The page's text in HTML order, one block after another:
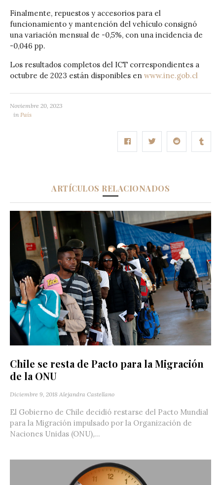
Finalmente, repuestos y accesorios para el
funcionamiento y mantención del vehículo consignó
una variación mensual de -0,5%, con una incidencia de
-0,046 pp.
Los resultados completos del ICT correspondientes a
octubre de 2023 están disponibles en www.ine.gob.cl
Noviembre 20, 2023
in País
ARTÍCULOS RELACIONADOS
Chile se resta de Pacto para la Migración
de la ONU
Diciembre 9, 2018 Alejandra Castellano
El Gobierno de Chile decidió restarse del Pacto Mundial
para la Migración impulsado por la Organización de
Naciones Unidas (ONU),...